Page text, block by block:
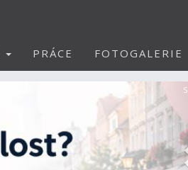
PRÁCE FOTOGALERIE